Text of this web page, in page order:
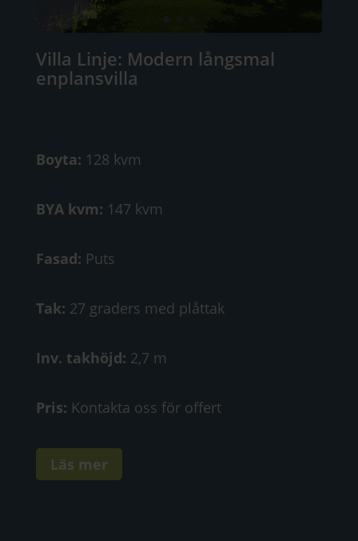
Villa Linje: Modern långsmal
enplansvilla
Boyta: 128 kvm
BYA kvm: 147 kvm
Fasad: Puts
Tak: 27 graders med plåttak
Inv. takhöjd: 2,7 m
Pris: Kontakta oss för offert
Läs mer